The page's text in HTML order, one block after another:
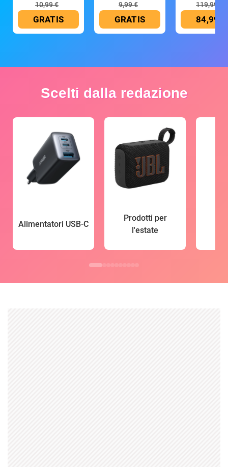
10,99 €
GRATIS
9,99 €
GRATIS
119,99 €
84,99 €
Scelti dalla redazione
Alimentatori USB-C
Prodotti per
l'estate